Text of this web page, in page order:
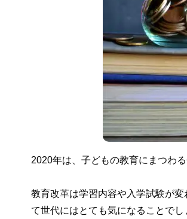
2020年は、子どもの教育にまつわ
教育改革は学習内容や入学試験が
て世代にはとても気になることでし